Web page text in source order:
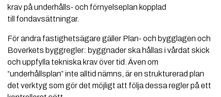
krav på underhålls- och förnyelseplan kopplad
till fondavsättningar.
För andra fastighetsägare gäller Plan- och bygglagen och
Boverkets byggregler: byggnader ska hållas i vårdat skick
och uppfylla tekniska krav över tid. Även om
“underhållsplan” inte alltid nämns, är en strukturerad plan
det verktyg som gör det möjligt att följa dessa regler på ett